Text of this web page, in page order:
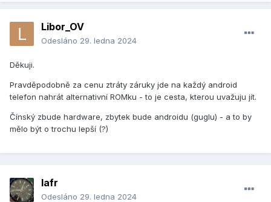
Libor_OV
Odesláno 29. ledna 2024
Děkuji.
Pravděpodobně za cenu ztráty záruky jde na každý android
telefon nahrát alternativní ROMku - to je cesta, kterou uvažuju jít.
Čínský zbude hardware, zbytek bude androidu (guglu) - a to by
mělo být o trochu lepší (?)
lafr
Odesláno 29. ledna 2024